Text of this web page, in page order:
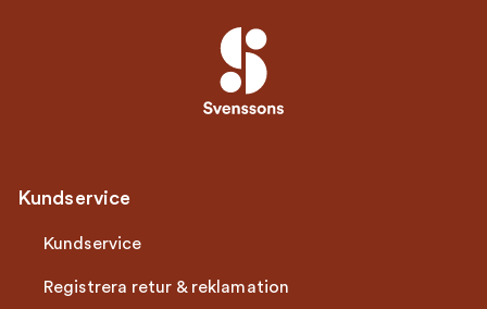
Kundservice
Kundservice
Registrera retur & reklamation